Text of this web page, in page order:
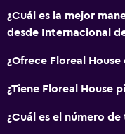
¿Cuál es la mejor
desde Internacional
¿Ofrece Floreal
¿Tiene Floreal House
¿Cuál es el número